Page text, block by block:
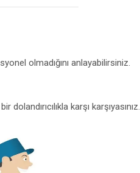
olmadığını anlayabilirsiniz.
karşı karşıyasınız.